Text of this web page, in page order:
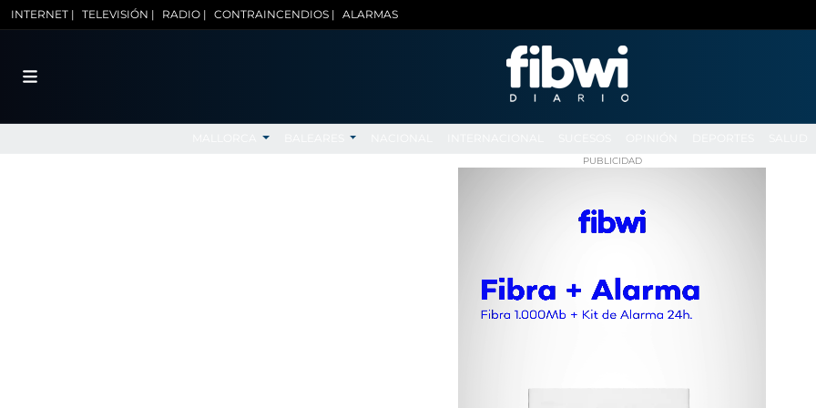
INTERNET | TELEVISIÓN | RADIO | CONTRAINCENDIOS | ALARMAS